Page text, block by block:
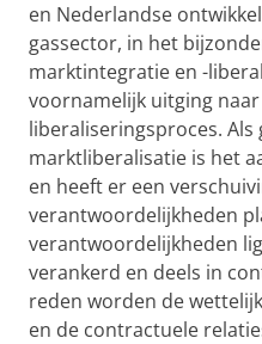
en Nederlandse
gassector, in het
marktintegratie en -
voornamelijk uitging
liberaliseringsproces. Als
marktliberalisatie is het
en heeft er een
verantwoordelijkheden
verantwoordelijkheden
verankerd en deels in
reden worden de
en de contractuele